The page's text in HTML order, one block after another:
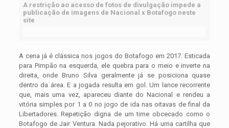
A restrição ao acesso de fotos de divulgação impede a
publicação de imagens de Nacional x Botafogo neste
site
A cena já é clássica nos jogos do Botafogo em 2017. Esticada
para Pimpão na esquerda, ele quebra para o meio e inverte na
direita, onde Bruno Silva geralmente já se posiciona quase
dentro da área. E a jogada resulta em gol. Um lance recorrente
que, mais uma vez, apareceu diante do Nacional e rendeu a
vitória simples por 1 a 0 no jogo de ida nas oitavas de final da
Libertadores. Repetição digna de um time obcecado como o
Botafogo de Jair Ventura. Nada pejorativo. Há uma cartilha que